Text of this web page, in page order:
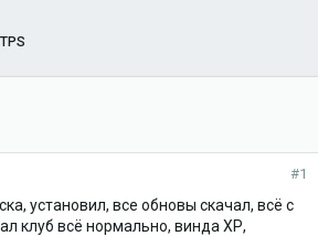
#1
установил, все обновы скачал, всё с
клуб всё нормально, винда ХР,